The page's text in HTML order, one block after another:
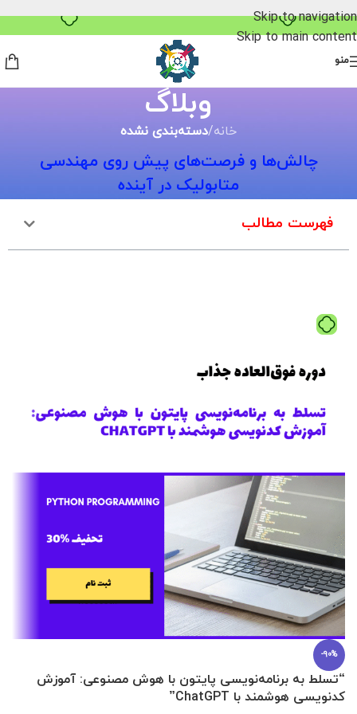
خرید قسطی با ترب‌پی
Skip to navigation
Skip to main content
منو
وبلاگ
خانه/دسته‌بندی نشده
چالش‌ها و فرصت‌های پیش روی مهندسی
متابولیک در آینده
فهرست مطالب
-90%
“تسلط به برنامه‌نویسی پایتون با هوش مصنوعی: آموزش
کدنویسی هوشمند با ChatGPT”